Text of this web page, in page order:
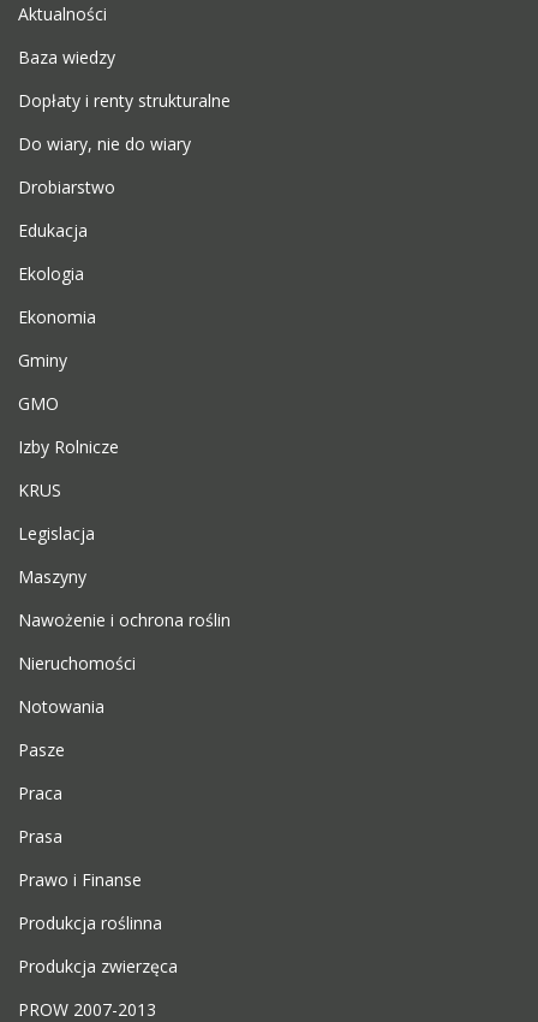
Aktualności
Baza wiedzy
Dopłaty i renty strukturalne
Do wiary, nie do wiary
Drobiarstwo
Edukacja
Ekologia
Ekonomia
Gminy
GMO
Izby Rolnicze
KRUS
Legislacja
Maszyny
Nawożenie i ochrona roślin
Nieruchomości
Notowania
Pasze
Praca
Prasa
Prawo i Finanse
Produkcja roślinna
Produkcja zwierzęca
PROW 2007-2013